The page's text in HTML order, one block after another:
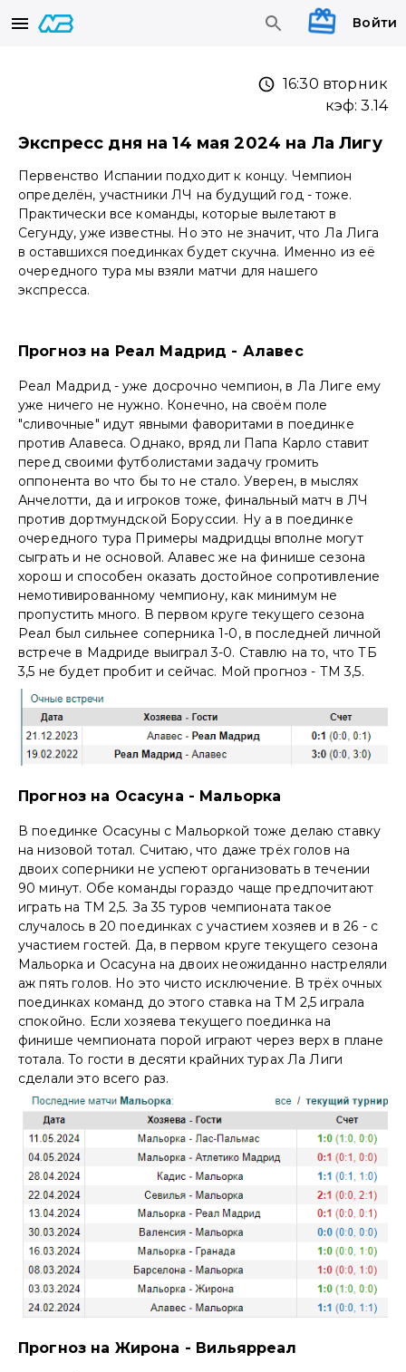
Войти
16:30 вторник
кэф:3.14
Экспресс дня на 14 мая 2024 на Ла Лигу
Первенство Испании подходит к концу. Чемпион
определён, участники ЛЧ на будущий год - тоже.
Практически все команды, которые вылетают в
Сегунду, уже известны. Но это не значит, что Ла Лига
в оставшихся поединках будет скучна. Именно из её
очередного тура мы взяли матчи для нашего
экспресса.
Прогноз на Реал Мадрид - Алавес
Реал Мадрид - уже досрочно чемпион, в Ла Лиге ему
уже ничего не нужно. Конечно, на своём поле
"сливочные" идут явными фаворитами в поединке
против Алавеса. Однако, вряд ли Папа Карло ставит
перед своими футболистами задачу громить
оппонента во что бы то не стало. Уверен, в мыслях
Анчелотти, да и игроков тоже, финальный матч в ЛЧ
против дортмундской Боруссии. Ну а в поединке
очередного тура Примеры мадридцы вполне могут
сыграть и не основой. Алавес же на финише сезона
хорош и способен оказать достойное сопротивление
немотивированному чемпиону, как минимум не
пропустить много. В первом круге текущего сезона
Реал был сильнее соперника 1-0, в последней личной
встрече в Мадриде выиграл 3-0. Ставлю на то, что ТБ
3,5 не будет пробит и сейчас. Мой прогноз - ТМ 3,5.
Прогноз на Осасуна - Мальорка
В поединке Осасуны с Мальоркой тоже делаю ставку
на низовой тотал. Считаю, что даже трёх голов на
двоих соперники не успеют организовать в течении
90 минут. Обе команды гораздо чаще предпочитают
играть на ТМ 2,5. За 35 туров чемпионата такое
случалось в 20 поединках с участием хозяев и в 26 - с
участием гостей. Да, в первом круге текущего сезона
Мальорка и Осасуна на двоих неожиданно настреляли
аж пять голов. Но это чисто исключение. В трёх очных
поединках команд до этого ставка на ТМ 2,5 играла
спокойно. Если хозяева текущего поединка на
финише чемпионата порой играют через верх в плане
тотала. То гости в десяти крайних турах Ла Лиги
сделали это всего раз.
Прогноз на Жирона - Вильярреал